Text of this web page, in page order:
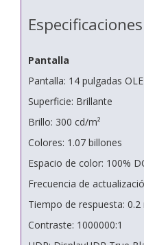
Especificaciones
Pantalla
Pantalla: 14 pulgadas
Superficie: Brillante
Brillo: 300 cd/m²
Colores: 1.07 billones
Espacio de color: 100%
Frecuencia de
Tiempo de respuesta: 0.2
Contraste: 1000000:1